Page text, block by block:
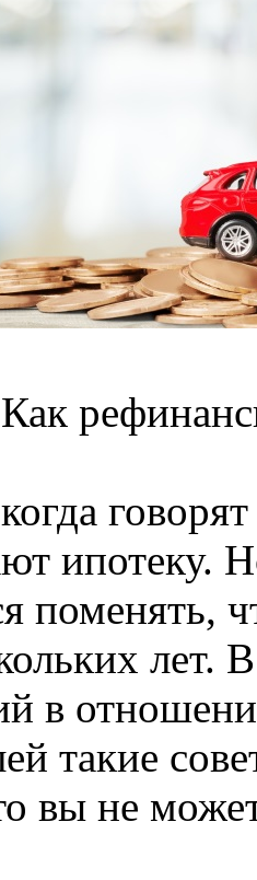
Как
ипотеку.
поменять,
лет.
в
такие
вы не